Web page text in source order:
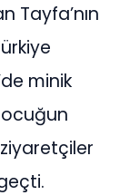
Tayfa’nın
minik